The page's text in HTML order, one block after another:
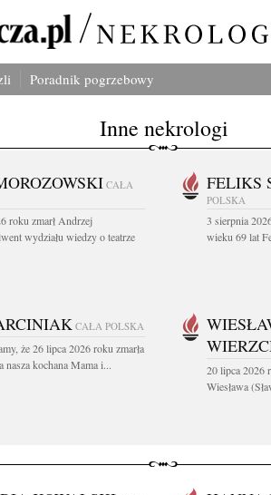
Poradnik pogrzebowy
Inne nekrologi
CAŁA
roku zmarł Andrzej
wydziału wiedzy o teatrze
FELIKS
POLSKA
3 sierpnia
wieku 69 lat
CAŁA POLSKA
że 26 lipca 2026 roku zmarła
nasza kochana Mama i...
20 lipca 2026
Wiesława